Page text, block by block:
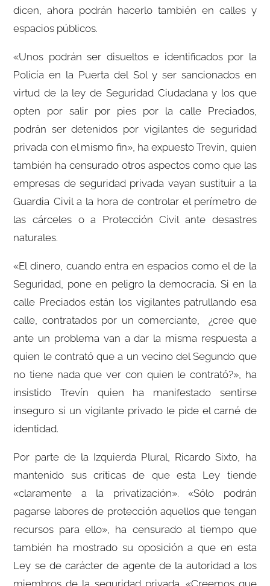
dicen, ahora podrán hacerlo también en calles y
espacios públicos.
«Unos podrán ser disueltos e identificados por la
Policía en la Puerta del Sol y ser sancionados en
virtud de la ley de Seguridad Ciudadana y los que
opten por salir por pies por la calle Preciados,
podrán ser detenidos por vigilantes de seguridad
privada con el mismo fin», ha expuesto Trevín, quien
también ha censurado otros aspectos como que las
empresas de seguridad privada vayan sustituir a la
Guardia Civil a la hora de controlar el perímetro de
las cárceles o a Protección Civil ante desastres
naturales.
«El dinero, cuando entra en espacios como el de la
Seguridad, pone en peligro la democracia. Si en la
calle Preciados están los vigilantes patrullando esa
calle, contratados por un comerciante, ¿cree que
ante un problema van a dar la misma respuesta a
quien le contrató que a un vecino del Segundo que
no tiene nada que ver con quien le contrató?», ha
insistido Trevín quien ha manifestado sentirse
inseguro si un vigilante privado le pide el carné de
identidad.
Por parte de la Izquierda Plural, Ricardo Sixto, ha
mantenido sus críticas de que esta Ley tiende
«claramente a la privatización». «Sólo podrán
pagarse labores de protección aquellos que tengan
recursos para ello», ha censurado al tiempo que
también ha mostrado su oposición a que en esta
Ley se de carácter de agente de la autoridad a los
miembros de la seguridad privada. «Creemos que